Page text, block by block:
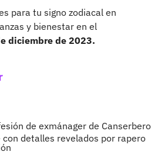
para tu signo zodiacal en
y bienestar en el
diciembre de 2023.
de exmánager de Canserbero
con detalles revelados por rapero